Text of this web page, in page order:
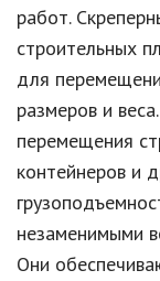
работ.
строительных
для
размеров и
перемещения
контейнеров и
незаменимыми
Они